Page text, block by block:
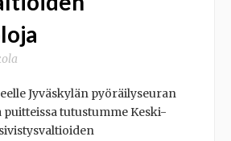
Jyväskylän pyöräilyseuran
puitteissa tutustumme Keski-